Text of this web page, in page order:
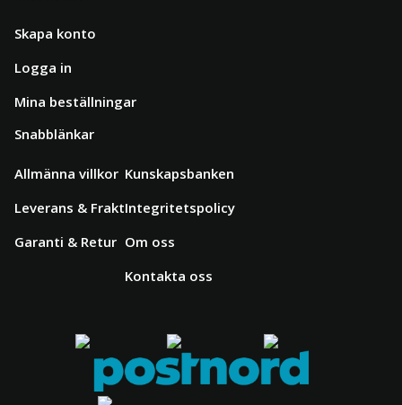
Skapa konto
Logga in
Mina beställningar
Snabblänkar
Allmänna villkor
Leverans & Frakt
Garanti & Retur
Kunskapsbanken
Integritetspolicy
Om oss
Kontakta oss